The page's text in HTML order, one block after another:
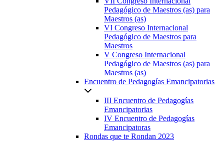
Pedagógico de Maestros (as) para
Maestros (as)
VI Congreso Internacional
Pedagógico de Maestros para
Maestros
V Congreso Internacional
Pedagógico de Maestros (as) para
Maestros (as)
Encuentro de Pedagogías Emancipatorias
III Encuentro de Pedagogías
Emancipatorias
IV Encuentro de Pedagogías
Emancipatoras
Rondas que te Rondan 2023